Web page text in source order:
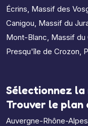
Écrins, Massif des
Canigou, Massif du
Mont-Blanc, Massif du
Presqu'île de Crozon,
Sélectionnez
Trouver le
Auvergne-Rhône-Alpes